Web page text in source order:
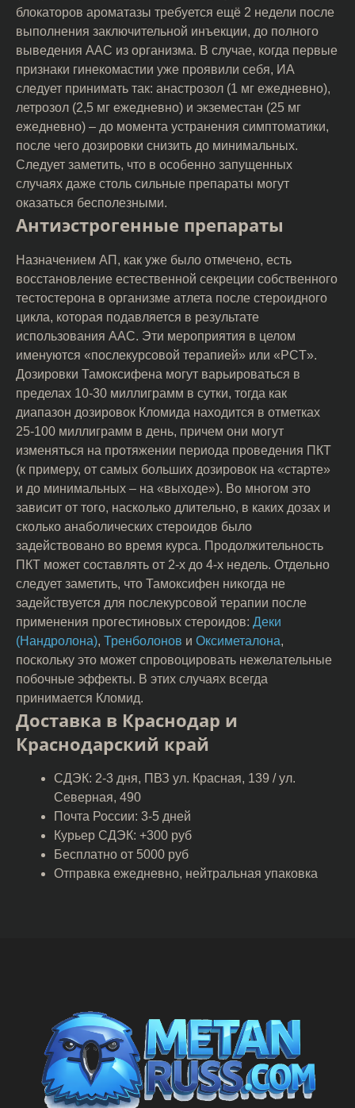
блокаторов ароматазы требуется ещё 2 недели после
выполнения заключительной инъекции, до полного
выведения AAC из организма. В случае, когда первые
признаки гинекомастии уже проявили себя, ИА
следует принимать так: анастрозол (1 мг ежедневно),
летрозол (2,5 мг ежедневно) и экземестан (25 мг
ежедневно) – до момента устранения симптоматики,
после чего дозировки снизить до минимальных.
Следует заметить, что в особенно запущенных
случаях даже столь сильные препараты могут
оказаться бесполезными.
Антиэстрогенные препараты
Назначением АП, как уже было отмечено, есть
восстановление естественной секреции собственного
тестостерона в организме атлета после стероидного
цикла, которая подавляется в результате
использования AAC. Эти мероприятия в целом
именуются «послекурсовой терапией» или «PCT».
Дозировки Тамоксифена могут варьироваться в
пределах 10-30 миллиграмм в сутки, тогда как
диапазон дозировок Кломида находится в отметках
25-100 миллиграмм в день, причем они могут
изменяться на протяжении периода проведения ПКТ
(к примеру, от самых больших дозировок на «старте»
и до минимальных – на «выходе»). Во многом это
зависит от того, насколько длительно, в каких дозах и
сколько анаболических стероидов было
задействовано во время курса. Продолжительность
ПКТ может составлять от 2-х до 4-х недель. Отдельно
следует заметить, что Тамоксифен никогда не
задействуется для послекурсовой терапии после
применения прогестиновых стероидов: Деки
(Нандролона), Тренболонов и Оксиметалона,
поскольку это может спровоцировать нежелательные
побочные эффекты. В этих случаях всегда
принимается Кломид.
Доставка в Краснодар и
Краснодарский край
СДЭК: 2-3 дня, ПВЗ ул. Красная, 139 / ул.
Северная, 490
Почта России: 3-5 дней
Курьер СДЭК: +300 руб
Бесплатно от 5000 руб
Отправка ежедневно, нейтральная упаковка